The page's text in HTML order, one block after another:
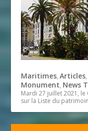
Maritimes,Articles,
Monument, News
Mardi 27 juillet 2021,
sur la Liste du